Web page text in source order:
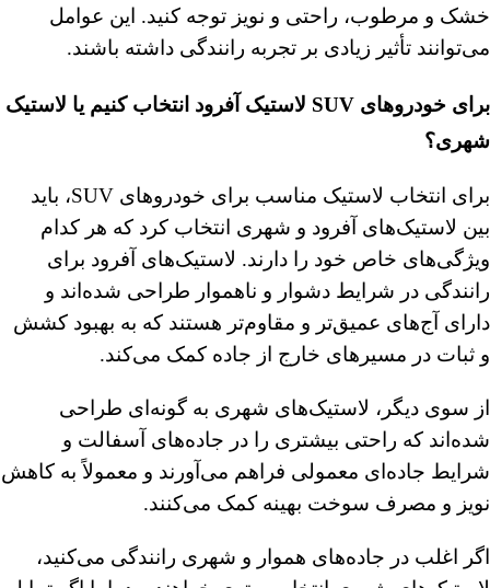
خشک و مرطوب، راحتی و نویز توجه کنید. این عوامل
می‌توانند تأثیر زیادی بر تجربه رانندگی داشته باشند.
برای خودروهای SUV لاستیک آفرود انتخاب کنیم یا لاستیک
شهری؟
برای انتخاب لاستیک مناسب برای خودروهای SUV، باید
بین لاستیک‌های آفرود و شهری انتخاب کرد که هر کدام
ویژگی‌های خاص خود را دارند. لاستیک‌های آفرود برای
رانندگی در شرایط دشوار و ناهموار طراحی شده‌اند و
دارای آج‌های عمیق‌تر و مقاوم‌تر هستند که به بهبود کشش
و ثبات در مسیرهای خارج از جاده کمک می‌کند.
از سوی دیگر، لاستیک‌های شهری به گونه‌ای طراحی
شده‌اند که راحتی بیشتری را در جاده‌های آسفالت و
شرایط جاده‌ای معمولی فراهم می‌آورند و معمولاً به کاهش
نویز و مصرف سوخت بهینه کمک می‌کنند.
اگر اغلب در جاده‌های هموار و شهری رانندگی می‌کنید،